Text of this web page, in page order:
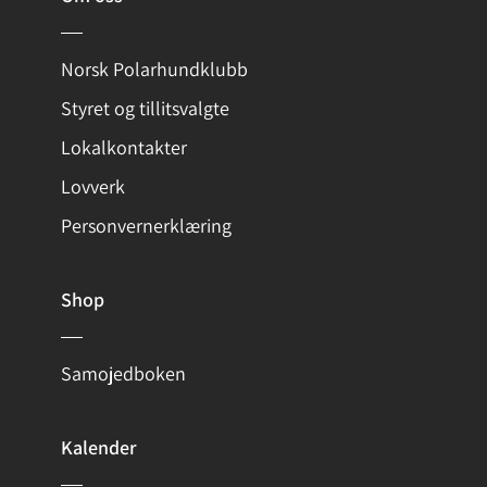
Norsk Polarhundklubb
Styret og tillitsvalgte
Lokalkontakter
Lovverk
Personvernerklæring
Shop
Samojedboken
Kalender